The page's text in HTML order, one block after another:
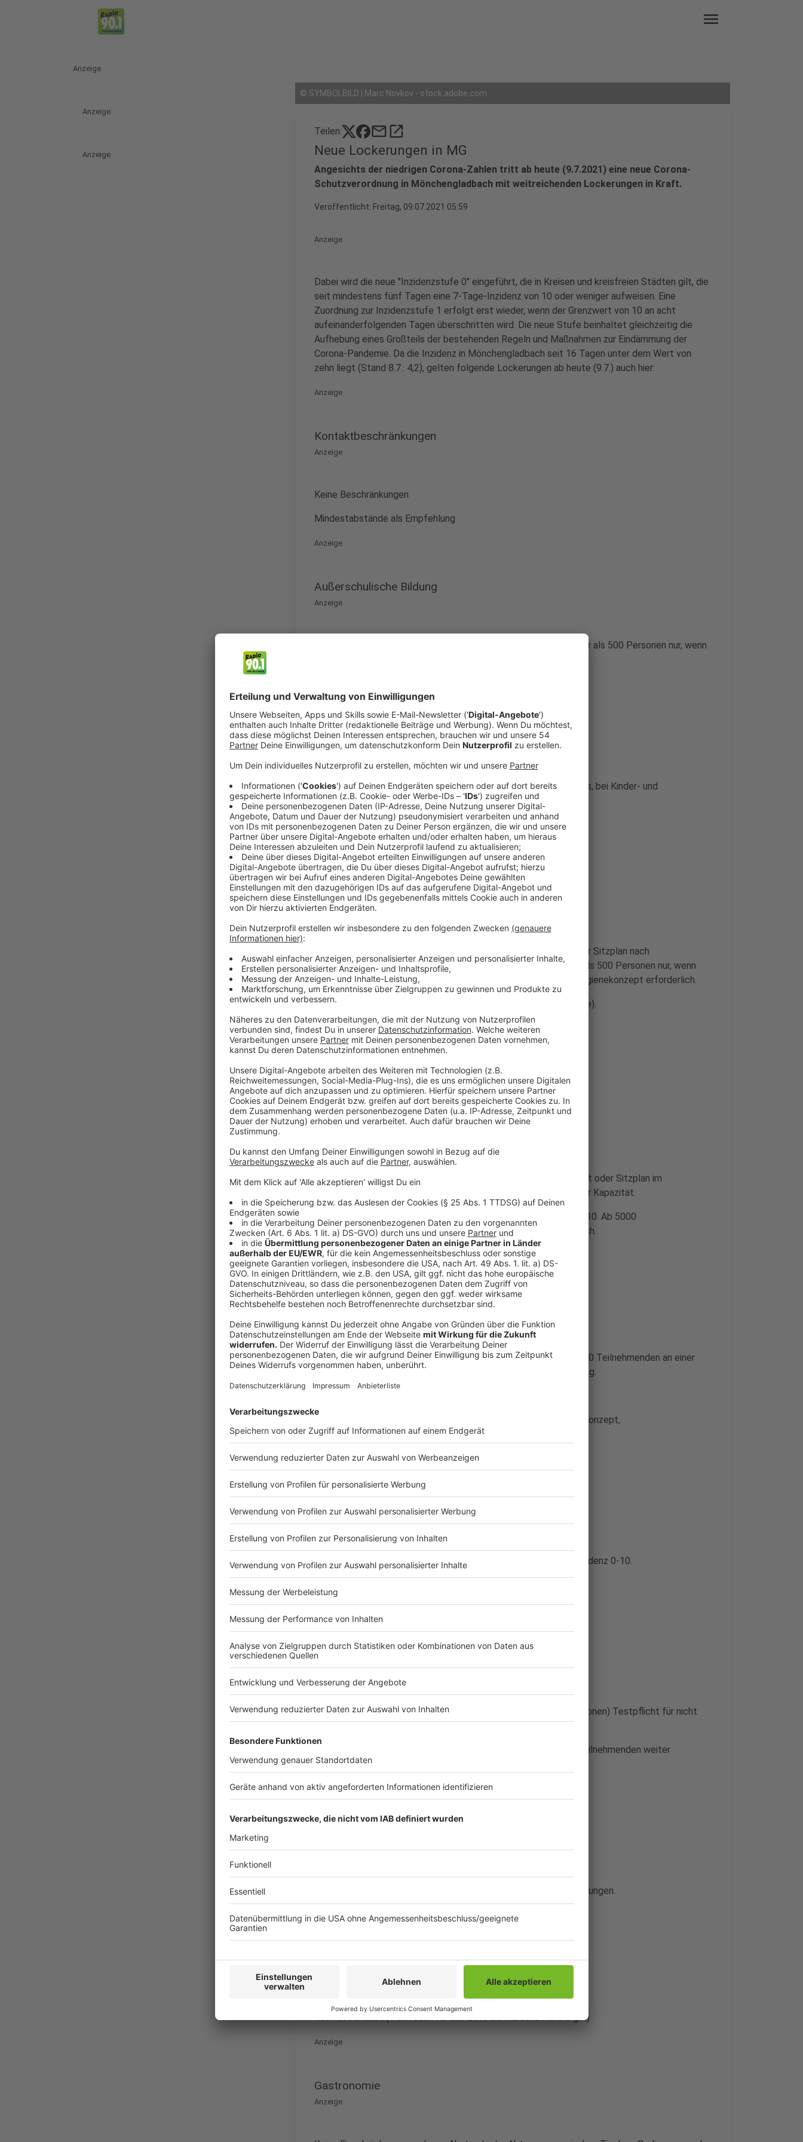
menu
Anzeige
Anzeige
Anzeige
© SYMBOLBILD | Marc Novkov - stock.adobe.com
Teilen: mailopen_in_new
Neue Lockerungen in MG
Angesichts der niedrigen Corona-Zahlen tritt ab heute (9.7.2021) eine neue Corona-
Schutzverordnung in Mönchengladbach mit weitreichenden Lockerungen in Kraft.
Veröffentlicht: Freitag, 09.07.2021 05:59
Anzeige
Dabei wird die neue "Inzidenzstufe 0" eingeführt, die in Kreisen und kreisfreien Städten gilt, die
seit mindestens fünf Tagen eine 7-Tage-Inzidenz von 10 oder weniger aufweisen. Eine
Zuordnung zur Inzidenzstufe 1 erfolgt erst wieder, wenn der Grenzwert von 10 an acht
aufeinanderfolgenden Tagen überschritten wird. Die neue Stufe beinhaltet gleichzeitig die
Aufhebung eines Großteils der bestehenden Regeln und Maßnahmen zur Eindämmung der
Corona-Pandemie. Da die Inzidenz in Mönchengladbach seit 16 Tagen unter dem Wert von
zehn liegt (Stand 8.7.: 4,2), gelten folgende Lockerungen ab heute (9.7.) auch hier:
Anzeige
Kontaktbeschränkungen
Anzeige
Keine Beschränkungen
Mindestabstände als Empfehlung
Anzeige
Außerschulische Bildung
Anzeige
Kontaktdaten erheben, im Übrigen keine Beschränkungen bei mehr als 500 Personen nur, wenn
Kinder- und Jugendarbeit
Anzeige
Bei Ferienfreizeiten einmalige Testpflicht zu Beginn des Angebots, bei Kinder- und
Jugendreisen zu Anfang und Ende des Angebots.
Ansonsten keine Einschränkungen mehr.
Anzeige
Kultur
Anzeige
Bei Veranstaltungen (Theater, Kino, Konzert) wahlweise Test oder Sitzplan nach
Schachbrettmuster, im Übrigen keine Beschränkungen; bei mehr als 500 Personen nur, wenn
Landesinzidenz ebenfalls 0-10. Ab 5000 Zuschauern Test und Hygienekonzept erforderlich.
Besuch von Museen usw. ohne Einschränkungen (auch ohne Maske).
Musikfestivals etc. schon vor dem 27.08. zulässig.
Anzeige
Sport
Anzeige
Sportausübung ohne Beschränkungen.
Sportveranstaltungen außen ohne Beschränkungen, innen mit Test oder Sitzplan im
Schachbrettmuster und einer max. Auslastung von 33 Prozent der Kapazität.
Bei mehr als 500 Personen nur, wenn Landesinzidenz ebenfalls 0-10. Ab 5000
Zuschauerinnen/Zuschauern Test und Hygienekonzept erforderlich.
Anzeige
Freizeit
Beschränkungen, Kontaktnachverfolgung aufgehoben bei max. 500 Teilnehmenden an einer
Veranstaltung bzw. max. 2 000 Besuchern einer Einrichtung pro Tag.
Dann auch Betrieb von Clubs und Diskotheken innen erlaubt, mit Konzept,
Kontaktnachverfolgung und Test.
Anzeige
Wegfall der flächenmäßigen Begrenzungen, wenn auch Landesinzidenz 0-10.
Private Veranstaltungen
Anzeige
Bei mehr als 50 Teilnehmenden (einschließlich immunisierter Personen) Testpflicht für nicht
immunisierte Personen, dann keine Beschränkungen.
Ohne Test müssen Mindestabstände und Maskenpflicht ab 50 Teilnehmenden weiter
beachtet werden.
Anzeige
Anzeige
Bei mehr als 50 Teilnehmenden Testpflicht, dann keine Beschränkungen.
Anzeige
Große Festveranstaltungen
Mit Test erlaubt (wenn auch für das Land die Inzidenzstufe 0 gilt)
Anzeige
Gastronomie
Anzeige